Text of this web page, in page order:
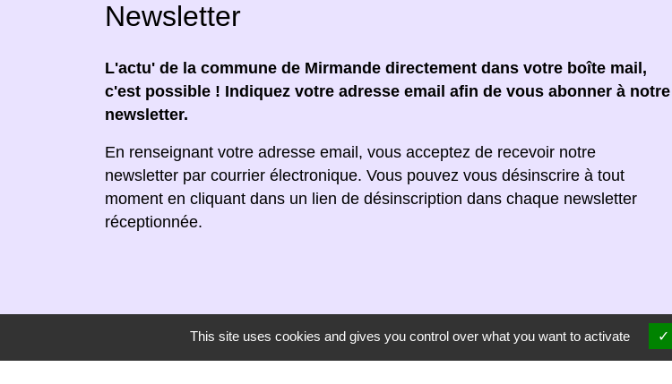
Newsletter
L'actu' de la commune de Mirmande directement dans votre boîte mail,
c'est possible ! Indiquez votre adresse email afin de vous abonner à notre
newsletter.
En renseignant votre adresse email, vous acceptez de recevoir notre
newsletter par courrier électronique. Vous pouvez vous désinscrire à tout
moment en cliquant dans un lien de désinscription dans chaque newsletter
réceptionnée.
This site uses cookies and gives you control over what you want to activate